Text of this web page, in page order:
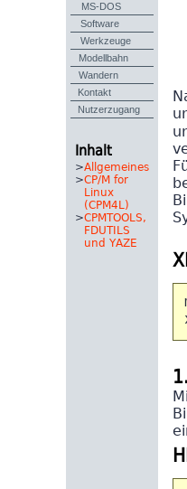
MS-DOS
Software
Werkzeuge
Modellbahn
Wandern
Kontakt
Nutzerzugang
Inhalt
>Allgemeines
>CP/M for
Linux
(CPM4L)
>CPMTOOLS,
FDUTILS
und YAZE